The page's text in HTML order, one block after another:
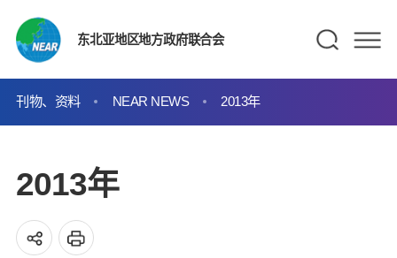
东北亚地区地方政府联合会
刊物、资料 NEAR NEWS 2013年
2013年